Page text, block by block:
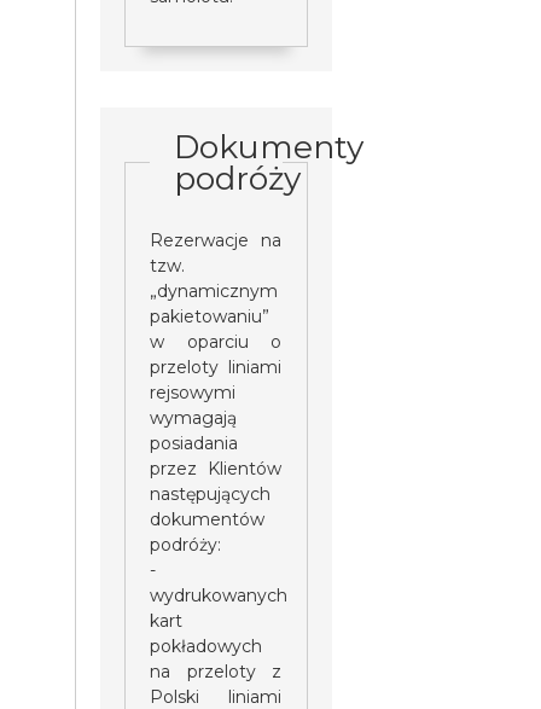
Dokumenty
podróży
Rezerwacje na
tzw.
„dynamicznym
pakietowaniu”
w oparciu o
przeloty liniami
rejsowymi
wymagają
posiadania
przez Klientów
następujących
dokumentów
podróży:
-
wydrukowanych
kart
pokładowych
na przeloty z
Polski liniami